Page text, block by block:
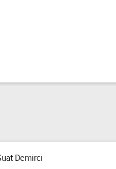
Demirci